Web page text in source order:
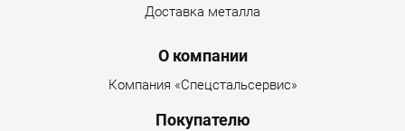
Доставка металла
О компании
Компания «Спецстальсервис»
Покупателю